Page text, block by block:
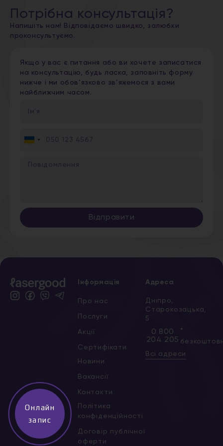
Потрібна консультація?
Напишіть нам! Відповідаємо швидко, залюбки
проконсультуємо.
Якщо у вас є питання або ви хочете записатися
на консультацію, будь ласка, заповніть форму
нижче і ми обов’язково зв’яжемося з вами
найближчим часом.
Ukraine
Відправити
Інформація
Про нас
Послуги
Акції
Сертифікати
Новини
Вакансії
Контакти
Політика
конфіденційності
Договір публічної
оферти
Адреса
Дніпро,
Старокозацька,
5
0 800
204 205
*
Всі адреси
Онлайн
запис